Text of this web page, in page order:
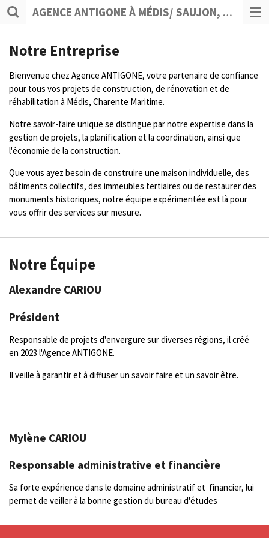
Passer
principal
AGENCE ANTIGONE À MÉDIS/ SAUJON, EN CHARENTE MARITIME
Notre Entreprise
Bienvenue chez Agence ANTIGONE, votre partenaire de confiance
pour tous vos projets de construction, de rénovation et de
réhabilitation à Médis, Charente Maritime.
Notre savoir-faire unique se distingue par notre expertise dans la
gestion de projets, la planification et la coordination, ainsi que
l'économie de la construction.
Que vous ayez besoin de construire une maison individuelle, des
bâtiments collectifs, des immeubles tertiaires ou de restaurer des
monuments historiques, notre équipe expérimentée est là pour
vous offrir des services sur mesure.
Notre Équipe
Alexandre CARIOU
Président
Responsable de projets d'envergure sur diverses régions, il créé
en 2023 l'Agence ANTIGONE.
Il veille à garantir et à diffuser un savoir faire et un savoir être.
Mylène CARIOU
Responsable administrative et financière
Sa forte expérience dans le domaine administratif et financier, lui
permet de veiller à la bonne gestion du bureau d'études